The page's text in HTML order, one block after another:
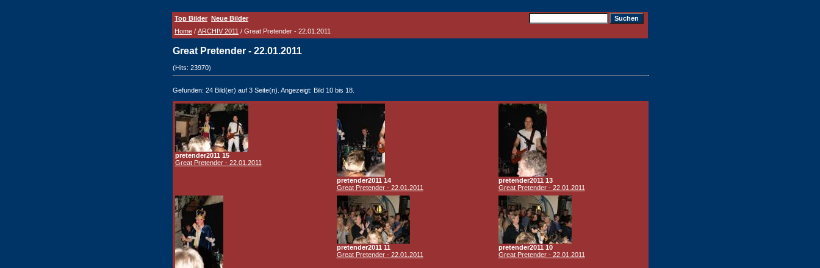
Top Bilder Neue Bilder
Home / ARCHIV 2011 / Great Pretender - 22.01.2011
Great Pretender - 22.01.2011
(Hits: 23970)
Gefunden: 24 Bild(er) auf 3 Seite(n). Angezeigt: Bild 10 bis 18.
pretender2011 15
Great Pretender - 22.01.2011
pretender2011 14
Great Pretender - 22.01.2011
pretender2011 13
Great Pretender - 22.01.2011
pretender2011 11
Great Pretender - 22.01.2011
pretender2011 10
Great Pretender - 22.01.2011